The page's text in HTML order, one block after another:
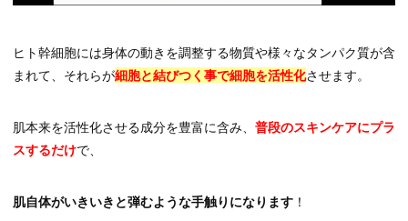
ヒト幹細胞には身体の動きを調整する物質や様々なタンパク質が含
まれて、それらが細胞と結びつく事で細胞を活性化させます。
肌本来を活性化させる成分を豊富に含み、 普段のスキンケアにプラ
スするだけで、
肌自体がいきいきと弾むような手触りになります ！